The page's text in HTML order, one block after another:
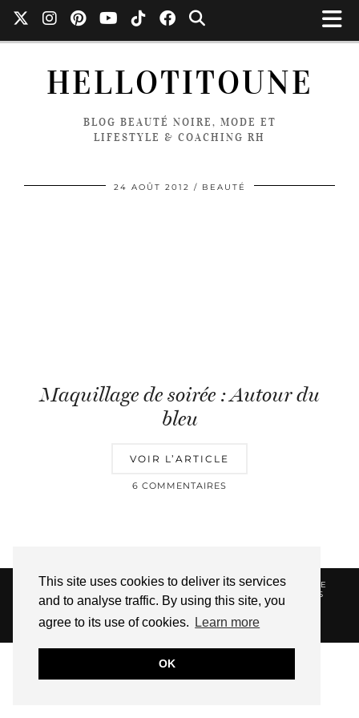
This site uses cookies to deliver its services
and to analyse traffic. By using this site, you
agree to its use of cookies.
Learn more
OK
HELLOTITOUNE
BLOG BEAUTÉ NOIRE, MODE ET
LIFESTYLE & COACHING RH
24 AOÛT 2012 BEAUTÉ
Maquillage de soirée : Autour du
bleu
VOIR L’ARTICLE
6 COMMENTAIRES
© 2026HELLOTITOUNE CONTACT
POLITIQUE DE
CONFIDENTIALITÉ
VUE DANS LA PRESSE
LIENS
AFFILIES
WEBSITE DESIGN BYpipdig